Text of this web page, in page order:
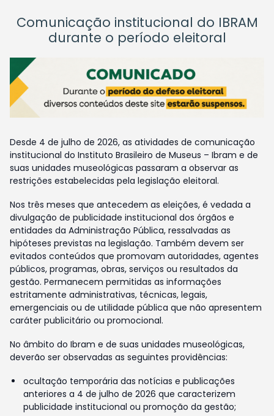
Comunicação institucional do IBRAM
durante o período eleitoral
Desde 4 de julho de 2026, as atividades de comunicação
institucional do Instituto Brasileiro de Museus – Ibram e de
suas unidades museológicas passaram a observar as
restrições estabelecidas pela legislação eleitoral.
Nos três meses que antecedem as eleições, é vedada a
divulgação de publicidade institucional dos órgãos e
entidades da Administração Pública, ressalvadas as
hipóteses previstas na legislação. Também devem ser
evitados conteúdos que promovam autoridades, agentes
públicos, programas, obras, serviços ou resultados da
gestão. Permanecem permitidas as informações
estritamente administrativas, técnicas, legais,
emergenciais ou de utilidade pública que não apresentem
caráter publicitário ou promocional.
No âmbito do Ibram e de suas unidades museológicas,
deverão ser observadas as seguintes providências:
ocultação temporária das notícias e publicações
anteriores a 4 de julho de 2026 que caracterizem
publicidade institucional ou promoção da gestão;